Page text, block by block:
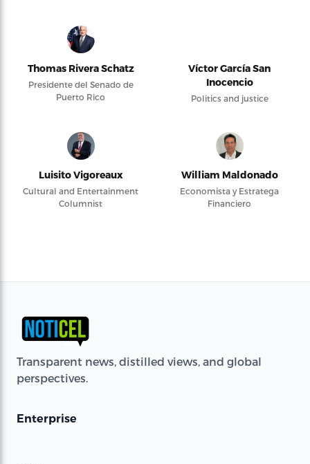
Thomas Rivera Schatz
Presidente del Senado de
Puerto Rico
Víctor García San
Inocencio
Politics and justice
Luisito Vigoreaux
Cultural and Entertainment
Columnist
William Maldonado
Economista y Estratega
Financiero
Transparent news, distilled views, and global
perspectives.
Enterprise